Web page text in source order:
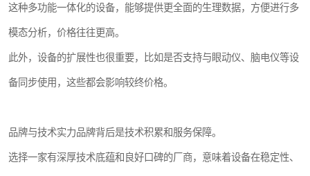
这种多功能一体化的设备，能够提供更全面的生理数据，方便进行多
模态分析，价格往往更高。
此外，设备的扩展性也很重要，比如是否支持与眼动仪、脑电仪等设
备同步使用，这些都会影响较终价格。
品牌与技术实力品牌背后是技术积累和服务保障。
选择一家有深厚技术底蕴和良好口碑的厂商，意味着设备在稳定性、